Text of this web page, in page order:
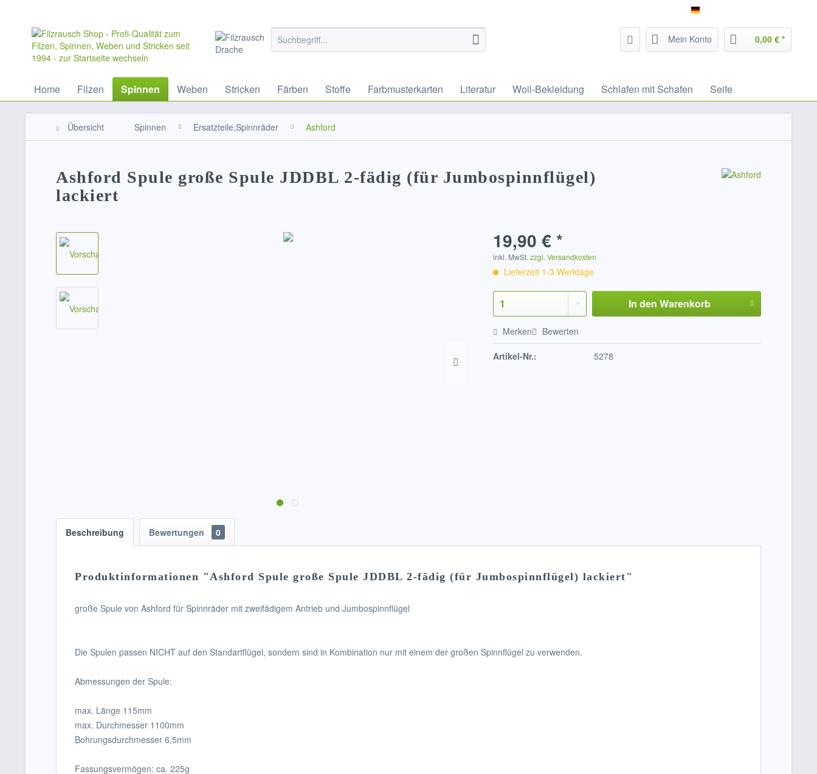
Mein Konto 0,00 € *
Home Filzen Spinnen Weben Stricken Färben Stoffe Farbmusterkarten Literatur Woll-Bekleidung Schlafen mit Schafen Seife
Übersicht Spinnen Ersatzteile,Spinnräder Ashford
Ashford Spule große Spule JDDBL 2-fädig (für Jumbospinnflügel)
lackiert
19,90 € *
inkl. MwSt.zzgl. Versandkosten
Lieferzeit 1-3 Werktage
In den Warenkorb
Merken Bewerten
Artikel-Nr.: 5278
Beschreibung Bewertungen 0
Produktinformationen "Ashford Spule große Spule JDDBL 2-fädig (für Jumbospinnflügel) lackiert"
große Spule von Ashford für Spinnräder mit zweifädigem Antrieb und Jumbospinnflügel
Die Spulen passen NICHT auf den Standartflügel, sondern sind in Kombination nur mit einem der großen Spinnflügel zu verwenden.
Abmessungen der Spule:
max. Länge 115mm
max. Durchmesser 1100mm
Bohrungsdurchmesser 6,5mm
Fassungsvermögen: ca. 225g